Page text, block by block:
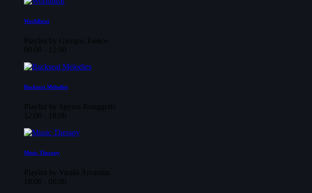
Worldbeat
Playlist by Giorgos Tsekos
08:00 - 12:00
Backseat Melodies
Playlist by Spyros Rouggeris
12:00 - 18:00
Music Therapy
Playlist by Vasilis Arvanitis
18:00 - 00:00